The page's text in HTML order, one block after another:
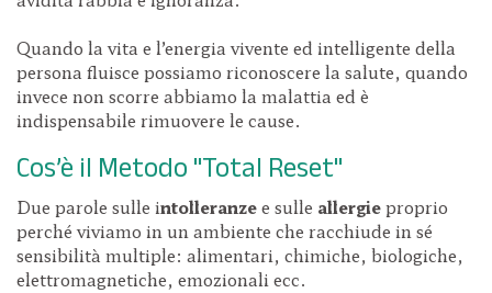
Quando la vita e l’energia vivente ed intelligente della
persona fluisce possiamo riconoscere la salute, quando
invece non scorre abbiamo la malattia ed è
indispensabile rimuovere le cause.
Cos’è il Metodo "Total Reset"
Due parole sulle intolleranzee sulle allergieproprio
perché viviamo in un ambiente che racchiude in sé
sensibilità multiple: alimentari, chimiche, biologiche,
elettromagnetiche, emozionali ecc.